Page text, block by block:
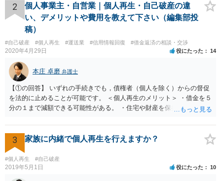
2
個人事業主・自営業｜個人再生・自己破産の違
い、デメリットや費用を教えて下さい（編集部投
稿）
#自己破産 #個人再生 #運送業 #信用情報回復 #借金返済の相談・交渉
2020年4月29日 役にたった 14
本庄 卓磨 弁護士
【①の回答】 いずれの手続きでも，債権者（個人を除く）からの督促
を法的に止めることが可能です。 ＜個人再生のメリット＞ ・借金を５
分の１まで減額できる可能性がある。 ・住宅や財産を保持できる（た
理的抵抗が小さい（個人差あり）。 ＜自己破産のメリット＞ ・税金等
の滞納分を除き，借金を返済する必要がなくなる。 【②の回答】 ・個
人再生・破産ともに，信用情報に事故情報（いわゆるブラックリス
ト）として登録されますので，５年～１０年ほどは新たに借金をする
ことはできません。また，住宅や店舗を借りる際，保証会社の審査も
通らなくなるため，保証人を立てて契約する必要がある場合がありま
3 家族に内緒で個人再生を行えますか？
#個人再生 #自己破産
2019年5月1日 役にたった 10